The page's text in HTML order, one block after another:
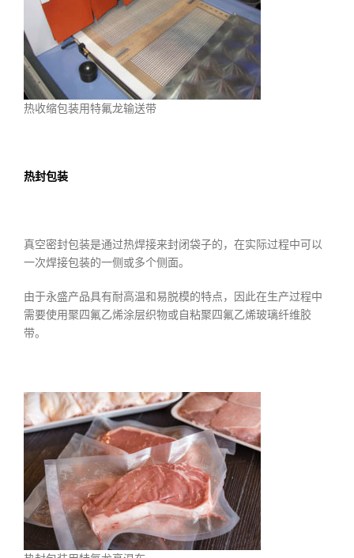
热收缩包装用特氟龙输送带
热封包装
真空密封包装是通过热焊接来封闭袋子的，在实际过程中可以
一次焊接包装的一侧或多个侧面。
由于永盛产品具有耐高温和易脱模的特点，因此在生产过程中
需要使用聚四氟乙烯涂层织物或自粘聚四氟乙烯玻璃纤维胶
带。